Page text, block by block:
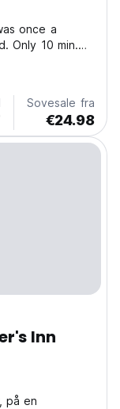
once a
Only 10 min.
of
and daily...
Sovesale fra
€24.98
Inn
på en